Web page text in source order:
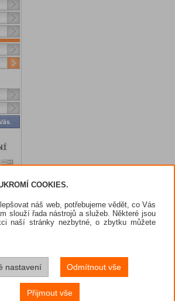
COOKIES.
náš web, potřebujeme vědět, co Vás
slouží řada nástrojů a služeb. Některé jsou
naší stránky nezbytné, o zbytku můžete
nastavení Odmítnout vše
Přijmout vše